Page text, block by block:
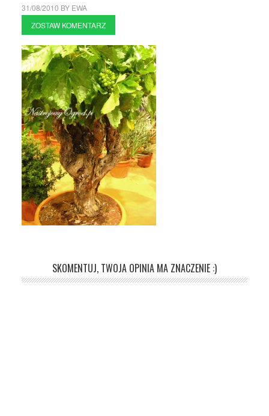
31/08/2010 BY EWA
ZOSTAW KOMENTARZ
SKOMENTUJ, TWOJA OPINIA MA ZNACZENIE :)